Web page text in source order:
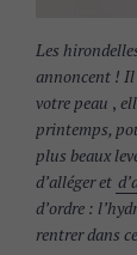
Les
annoncent ! Il
votre peau ,
printemps,
plus beaux
d’alléger et
d’ordre :
rentrer dans